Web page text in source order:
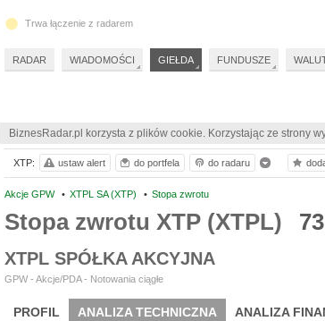
BiznesRadar.pl korzysta z plików cookie. Korzystając ze strony
Akcje GPW • XTPL SA (XTP) • Stopa zwrotu
Stopa zwrotu XTP (XTPL)
XTPL SPÓŁKA AKCYJNA
GPW - Akcje/PDA - Notowania ciągłe
PROFIL ANALIZA TECHNICZNA ANALIZA
XTP: ustaw alert do portfela do radaru
230
Trwa łączenie z radarem
RADAR WIADOMOŚCI GIEŁDA FUNDUSZE